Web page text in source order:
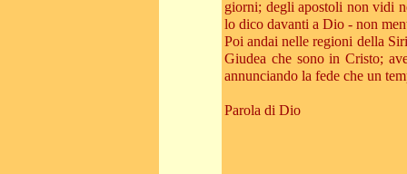
giorni; degli apostoli non vidi
lo dico davanti a Dio - non
Poi andai nelle regioni della
Giudea che sono in Cristo;
annunciando la fede che un
Parola di Dio